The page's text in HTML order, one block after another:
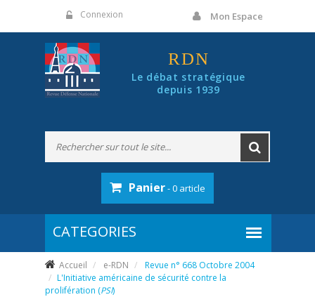
Connexion Mon Espace
RDN
Le débat stratégique
depuis 1939
Panier- 0 article
Accueil e-RDN
Revue n° 668 Octobre 2004
L'Initiative américaine de sécurité contre la
prolifération (PSI)